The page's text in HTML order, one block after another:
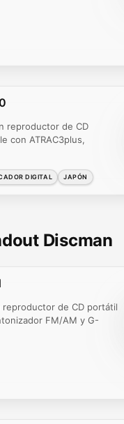
reproductor de CD
con ATRAC3plus,
DIGITAL JAPÓN
Discman
reproductor de CD portátil
FM/AM y G-